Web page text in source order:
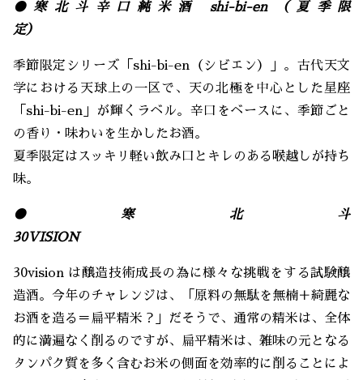
●寒北斗辛口純米酒 shi-bi-en（夏季限
定）
季節限定シリーズ「shi-bi-en（シビエン）」。古代天文
学における天球上の一区で、天の北極を中心とした星座
「shi-bi-en」が輝くラベル。辛口をベースに、季節ごと
の香り・味わいを生かしたお酒。
夏季限定はスッキリ軽い飲み口とキレのある喉越しが持ち
味。
●寒北斗
30vision は醸造技術成長の為に様々な挑戦をする試験醸
造酒。今年のチャレンジは、「原料の無駄を無楠＋綺麗な
お酒を造る＝扁平精米？」だそうで、通常の精米は、全体
的に満遍なく削るのですが、扁平精米は、雑味の元となる
タンパク質を多く含むお米の側面を効率的に削ることによ